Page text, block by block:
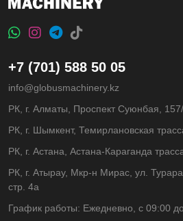
+7 (701) 588 50 05
info@globusmachinery.kz
РК, г. Алматы, Проспект Суюнбая,
РК, г. Шымкент, Темирлановская
РК, г. Астана, Астана-Караганда
РК, г. Атырау, Мкр-н Мирас, ул. Турара
стр. 4а
График работы: Ежедневно, с 09:00